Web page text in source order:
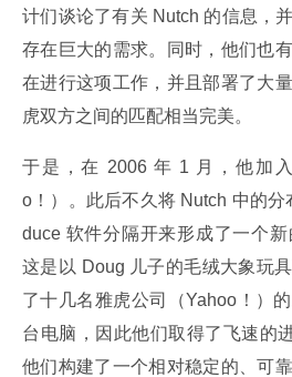
计们谈论了有关 Nutch 的信息，
存在巨大的需求。同时，他们也
在进行这项工作，并且部署了大
虎双方之间的匹配相当完美。
于是，在 2006 年 1 月，他加
o！）。此后不久将 Nutch 中的
duce 软件分隔开来形成了一个新
这是以 Doug 儿子的毛绒大象玩
了十几名雅虎公司（Yahoo！）
台电脑，因此他们取得了飞速的
他们构建了一个相对稳定的、可